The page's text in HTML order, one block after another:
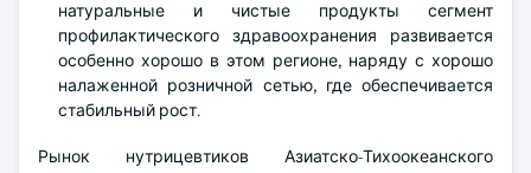
натуральные и чистые продукты сегмент
профилактического здравоохранения развивается
особенно хорошо в этом регионе, наряду с хорошо
налаженной розничной сетью, где обеспечивается
стабильный рост.
Рынок нутрицевтиков Азиатско-Тихоокеанского